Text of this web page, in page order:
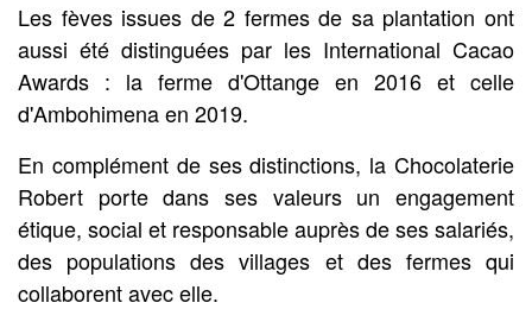
Les fèves issues de 2 fermes de sa plantation ont
aussi été distinguées par les International Cacao
Awards : la ferme d'Ottange en 2016 et celle
d'Ambohimena en 2019.
En complément de ses distinctions, la Chocolaterie
Robert porte dans ses valeurs un engagement
étique, social et responsable auprès de ses salariés,
des populations des villages et des fermes qui
collaborent avec elle.